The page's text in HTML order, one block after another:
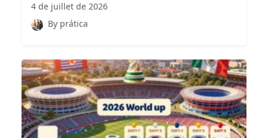
4 de juillet de 2026
By prática